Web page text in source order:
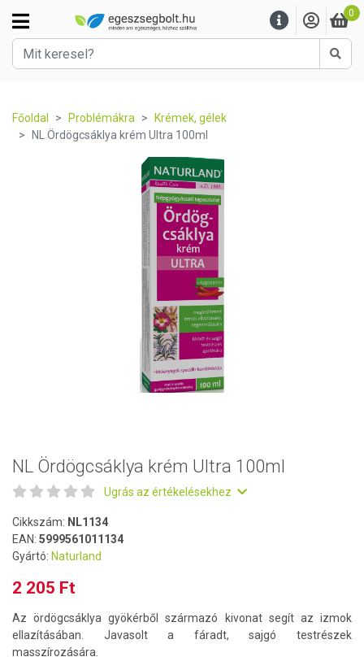
0
Főoldal Problémákra
Krémek, gélek
NL Ördögcsáklya krém Ultra 100ml
NL Ördögcsáklya krém Ultra 100ml
Ugrás az értékelésekhez
Cikkszám: NL1134
EAN: 5999561011134
Gyártó: Naturland
2 205 Ft
Az ördögcsáklya gyökérből származó kivonat segít az izmok
ellazításában. Javasolt a fáradt, sajgó testrészek
masszírozására.